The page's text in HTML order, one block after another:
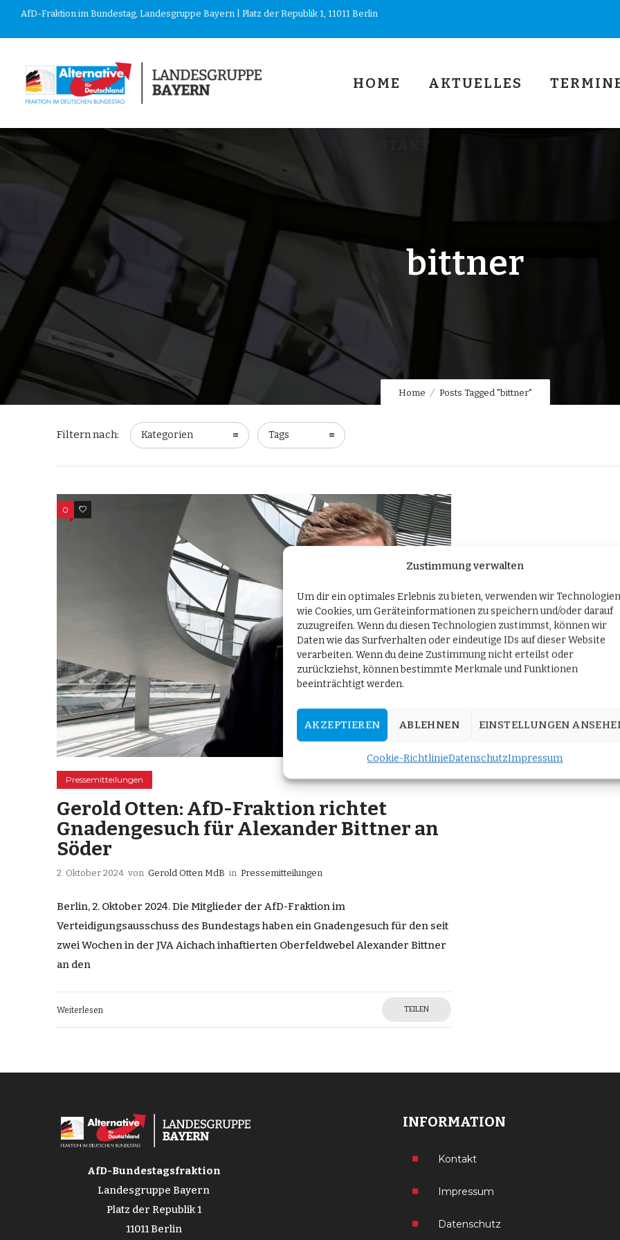
Zustimmung verwalten
Um dir ein optimales Erlebnis zu bieten, verwenden wir Technologien
wie Cookies, um Geräteinformationen zu speichern und/oder darauf
zuzugreifen. Wenn du diesen Technologien zustimmst, können wir
Daten wie das Surfverhalten oder eindeutige IDs auf dieser Website
verarbeiten. Wenn du deine Zustimmung nicht erteilst oder
zurückziehst, können bestimmte Merkmale und Funktionen
beeinträchtigt werden.
AKZEPTIEREN ABLEHNEN EINSTELLUNGEN
Cookie-RichtlinieDatenschutzImpressum
AfD-Fraktion im Bundestag, Landesgruppe Bayern | Platz der Republik 1, 11011 Berlin
HOME AKTUELLES
KONTAKT
bittner
Home Posts Tagged "bittner"
Filtern nach: Kategorien Tags
0 0
Pressemitteilungen
Gerold Otten: AfD-Fraktion richtet
Gnadengesuch für Alexander Bittner an
Söder
2. Oktober 2024 von Gerold Otten MdB in Pressemitteilungen
Berlin, 2. Oktober 2024. Die Mitglieder der AfD-Fraktion im
Verteidigungsausschuss des Bundestags haben ein Gnadengesuch für den seit
zwei Wochen in der JVA Aichach inhaftierten Oberfeldwebel Alexander Bittner
an den
Weiterlesen TEILEN
AfD-Bundestagsfraktion
Landesgruppe Bayern
Platz der Republik 1
11011 Berlin
INFORMATION
Kontakt
Impressum
Datenschutz